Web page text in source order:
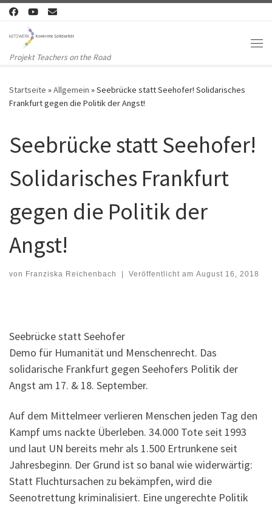
Zum Inhalt springen
Projekt Teachers on the Road
Startseite »Allgemein »Seebrücke statt Seehofer! Solidarisches
Frankfurt gegen die Politik der Angst!
Seebrücke statt Seehofer!
Solidarisches Frankfurt
gegen die Politik der
Angst!
von Franziska Reichenbach | Veröffentlicht am August 16, 2018
Seebrücke statt Seehofer
Demo für Humanität und Menschenrecht. Das
solidarische Frankfurt gegen Seehofers Politik der
Angst am 17. & 18. September.
Auf dem Mittelmeer verlieren Menschen jeden Tag den
Kampf ums nackte Überleben. 34.000 Tote seit 1993
und laut UN bereits mehr als 1.500 Ertrunkene seit
Jahresbeginn. Der Grund ist so banal wie widerwärtig:
Statt Fluchtursachen zu bekämpfen, wird die
Seenotrettung kriminalisiert. Eine ungerechte Politik